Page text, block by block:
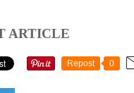
ARTICLE
Repost 0